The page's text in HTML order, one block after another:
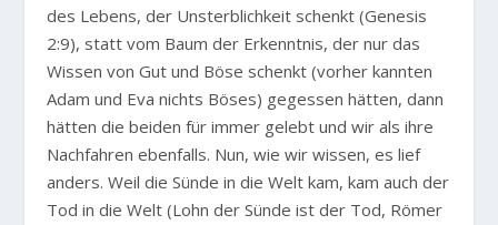
des Lebens, der Unsterblichkeit schenkt (Genesis
2:9), statt vom Baum der Erkenntnis, der nur das
Wissen von Gut und Böse schenkt (vorher kannten
Adam und Eva nichts Böses) gegessen hätten, dann
hätten die beiden für immer gelebt und wir als ihre
Nachfahren ebenfalls. Nun, wie wir wissen, es lief
anders. Weil die Sünde in die Welt kam, kam auch der
Tod in die Welt (Lohn der Sünde ist der Tod, Römer